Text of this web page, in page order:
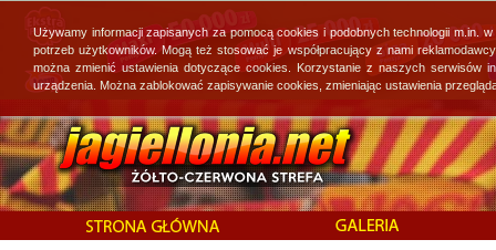
Używamy informacji zapisanych za pomocą cookies i podobnych technologii
potrzeb użytkowników. Mogą też stosować je współpracujący z nami
można zmienić ustawienia dotyczące cookies. Korzystanie z naszych
urządzenia. Można zablokować zapisywanie cookies, zmieniając ustawienia